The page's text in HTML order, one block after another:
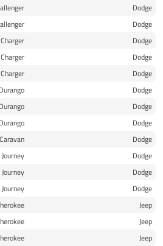
Dodge
Dodge
Dodge
Charger
Dodge
Charger
Dodge
Charger
Dodge
Durango
Dodge
Durango
Dodge
Durango
Dodge
Dodge
Journey
Dodge
Journey
Dodge
Journey
Jeep
Jeep
Jeep